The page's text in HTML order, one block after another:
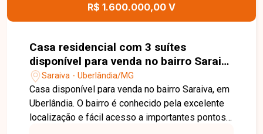
R$ 1.600.000,00 V
Casa residencial com 3 suítes
disponível para venda no bairro Saraiva
em Uberlândia-MG
Saraiva - Uberlândia/MG
Casa disponível para venda no bairro Saraiva, em
Uberlândia. O bairro é conhecido pela excelente
localização e fácil acesso a importantes pontos